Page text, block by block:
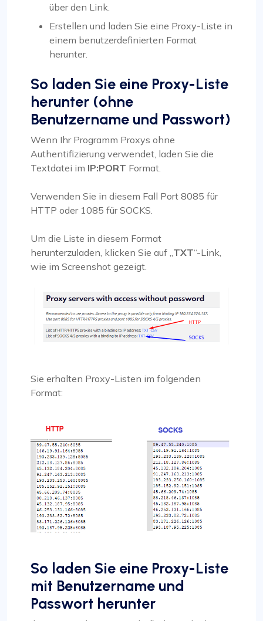
über den Link.
Erstellen und laden Sie eine Proxy-Liste in
einem benutzerdefinierten Format
herunter.
So laden Sie eine Proxy-Liste
herunter (ohne
Benutzername und Passwort)
Wenn Ihr Programm Proxys ohne
Authentifizierung verwendet, laden Sie die
Textdatei im IP:PORT Format.
Verwenden Sie in diesem Fall Port 8085 für
HTTP oder 1085 für SOCKS.
Um die Liste in diesem Format
herunterzuladen, klicken Sie auf „ TXT“-Link,
wie im Screenshot gezeigt.
Sie erhalten Proxy-Listen im folgenden
Format:
So laden Sie eine Proxy-Liste
mit Benutzername und
Passwort herunter